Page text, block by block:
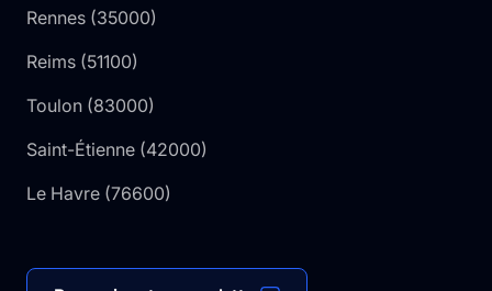
Rennes (35000)
Reims (51100)
Toulon (83000)
Saint-Étienne (42000)
Le Havre (76600)